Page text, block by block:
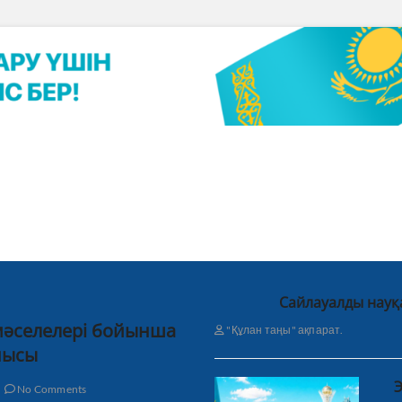
бойынша
No Comments
Сайлауалды
"Құлан таңы" ақпарат.